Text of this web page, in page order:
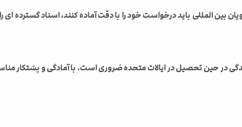
المللی باید درخواست خود را با دقت آماده کنند، اسناد گسترده ای
حین تحصیل در ایالات متحده ضروری است. با آمادگی و پشتکار